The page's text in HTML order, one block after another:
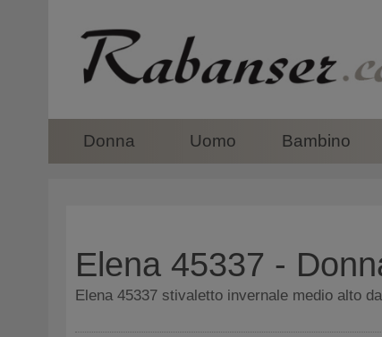
Donna Uomo Bambino
Elena 45337 -
Elena 45337 stivaletto invernale medio alto